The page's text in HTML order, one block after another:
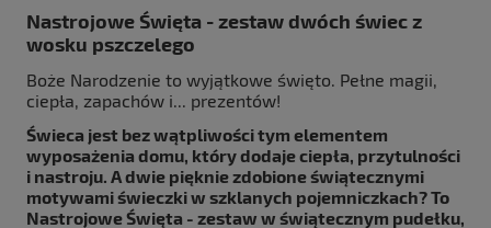
Nastrojowe Święta - zestaw dwóch świec z
wosku pszczelego
Boże Narodzenie to wyjątkowe święto. Pełne magii,
ciepła, zapachów i... prezentów!
Świeca jest bez wątpliwości tym elementem
wyposażenia domu, który dodaje ciepła, przytulności
i nastroju. A dwie pięknie zdobione świątecznymi
motywami świeczki w szklanych pojemniczkach? To
Nastrojowe Święta - zestaw w świątecznym pudełku,